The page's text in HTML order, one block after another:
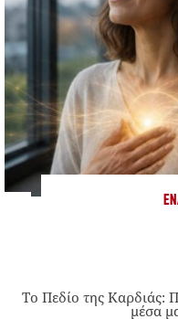
Το Πεδίο της Καρδιάς:
μέσα